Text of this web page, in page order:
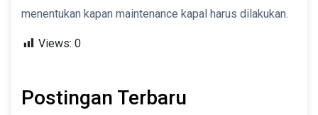
menentukan kapan maintenance kapal harus dilakukan.
Views: 0
Postingan Terbaru